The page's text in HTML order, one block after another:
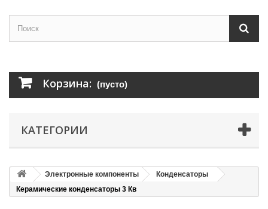
Корзина: (пусто)
КАТЕГОРИИ
Электронные компоненты
Конденсаторы
Керамические конденсаторы 3 Кв